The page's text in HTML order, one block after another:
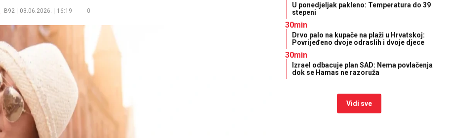
B92 03.06.2026. 16:19 0
U ponedjeljak pakleno: Temperatura do 39
stepeni
30min
Drvo palo na kupače na plaži u Hrvatskoj:
Povrijeđeno dvoje odraslih i dvoje djece
30min
Izrael odbacuje plan SAD: Nema povlačenja
dok se Hamas ne razoruža
Vidi sve